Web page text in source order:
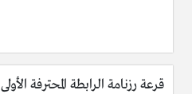
قرعة رزنامة الرابطة المحترفة الأولى